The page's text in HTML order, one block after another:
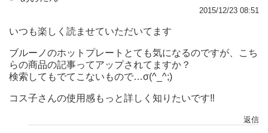
2015/12/23 08:51
いつも楽しく読ませていただいてます
ブルーノのホットプレートとても気になるのですが、こち
らの商品の記事ってアップされてますか？
検索してもでてこないもので…σ(^_^;)
コス子さんの使用感もっと詳しく知りたいです‼︎
返信